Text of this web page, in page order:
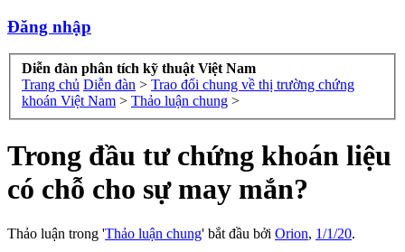
Đăng nhập
Diễn đàn phân tích kỹ thuật Việt Nam
Trang chủ Diễn đàn > Trao đổi chung về thị trường chứng
khoán Việt Nam > Thảo luận chung >
Trong đầu tư chứng khoán liệu
có chỗ cho sự may mắn?
Thảo luận trong 'Thảo luận chung' bắt đầu bởi Orion, 1/1/20.